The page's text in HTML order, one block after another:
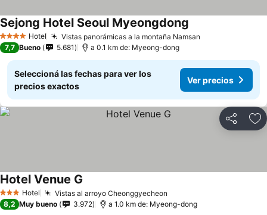
4 EstrellasHotel Vistas panorámicas a la montaña Namsan
Sejong Hotel Seoul Myeongdong
7,7 Bueno 5.681 a 0.1 km de: Myeong-dong
Seleccioná las fechas para ver los
precios exactos
Ver precios
Compartir
3 Estrellas
Hotel Vistas al arroyo Cheonggyecheon
Hotel Venue G
8,2 Muy bueno 3.972 a 1.0 km de: Myeong-dong